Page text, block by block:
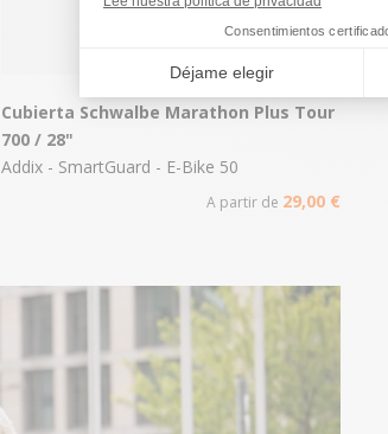
Cubierta Schwalbe Marathon Plus Tour
700 / 28"
Addix - SmartGuard - E-Bike 50
A partir de 29,00 €